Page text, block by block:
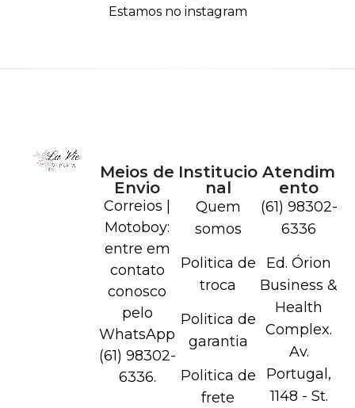
Estamos no instagram
Meios de
Envio
Correios |
Motoboy:
entre em
contato
conosco
pelo
WhatsApp
(61) 98302-
6336.
Institucio
nal
Quem
somos
Politica de
troca
Politica de
garantia
Politica de
frete
Atendim
ento
(61) 98302-
6336
Ed. Órion
Business &
Health
Complex.
Av.
Portugal,
1148 - St.